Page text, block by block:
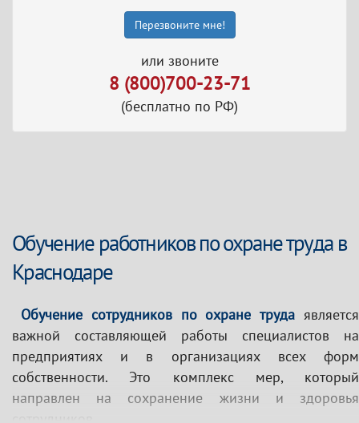
Перезвоните мне!
или звоните
8 (800)700-23-71
(бесплатно по РФ)
Обучение работников по охране труда в
Краснодаре
Обучение сотрудников по охране труда является
важной составляющей работы специалистов на
предприятиях и в организациях всех форм
собственности. Это комплекс мер, который
направлен на сохранение жизни и здоровья